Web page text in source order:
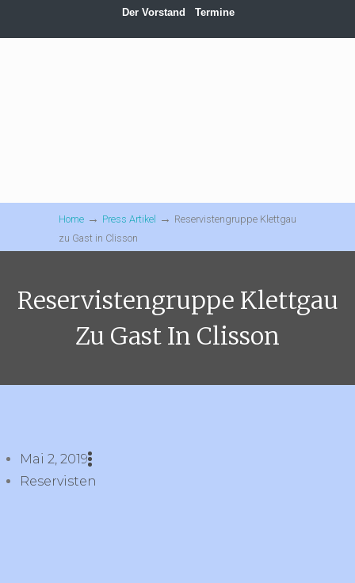
Der Vorstand Termine
Home → Press Artikel → Reservistengruppe Klettgau
zu Gast in Clisson
Reservistengruppe Klettgau
Zu Gast In Clisson
Mai 2, 2019
Reservisten